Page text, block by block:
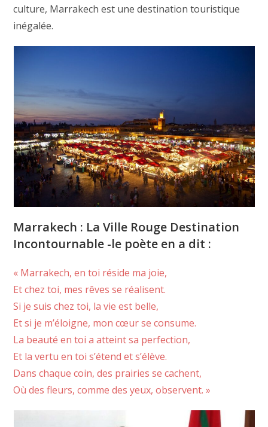
culture, Marrakech est une destination touristique
inégalée.
Marrakech : La Ville Rouge Destination
Incontournable -le poète en a dit :
« Marrakech, en toi réside ma joie,
Et chez toi, mes rêves se réalisent.
Si je suis chez toi, la vie est belle,
Et si je m’éloigne, mon cœur se consume.
La beauté en toi a atteint sa perfection,
Et la vertu en toi s’étend et s’élève.
Dans chaque coin, des prairies se cachent,
Où des fleurs, comme des yeux, observent. »